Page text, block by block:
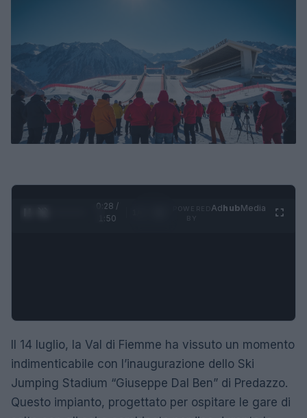
0:29 /
1:50
AdhubMedia
Il 14 luglio, la Val di Fiemme ha vissuto un momento
indimenticabile con l’inaugurazione dello Ski
Jumping Stadium “Giuseppe Dal Ben” di Predazzo.
Questo impianto, progettato per ospitare le gare di